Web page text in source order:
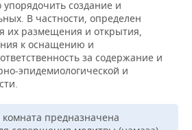
создание и
В частности, определен
их размещения и открытия,
к оснащению и
за содержание и
эпидемиологической и
предназначена